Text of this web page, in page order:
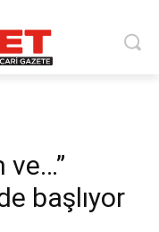
ve…”
başlıyor